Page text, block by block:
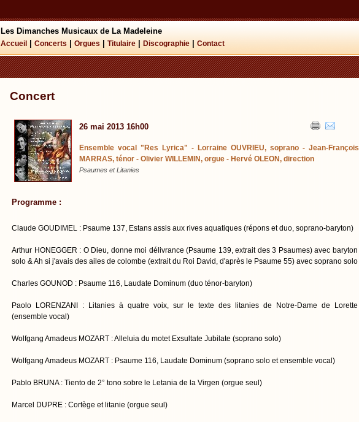
Les Dimanches Musicaux de La Madeleine
Accueil Concerts Orgues Titulaire Discographie Contact
Concert
26 mai 2013 16h00
Ensemble vocal "Res Lyrica" - Lorraine OUVRIEU, soprano - Jean-François
MARRAS, ténor - Olivier WILLEMIN, orgue - Hervé OLEON, direction
Psaumes et Litanies
Programme :
Claude GOUDIMEL : Psaume 137, Estans assis aux rives aquatiques (répons et duo, soprano-baryton)
Arthur HONEGGER : O Dieu, donne moi délivrance (Psaume 139, extrait des 3 Psaumes) avec baryton
solo & Ah si j'avais des ailes de colombe (extrait du Roi David, d'après le Psaume 55) avec soprano solo
Charles GOUNOD : Psaume 116, Laudate Dominum (duo ténor-baryton)
Paolo LORENZANI : Litanies à quatre voix, sur le texte des litanies de Notre-Dame de Lorette
(ensemble vocal)
Wolfgang Amadeus MOZART : Alleluia du motet Exsultate Jubilate (soprano solo)
Wolfgang Amadeus MOZART : Psaume 116, Laudate Dominum (soprano solo et ensemble vocal)
Pablo BRUNA : Tiento de 2° tono sobre le Letania de la Virgen (orgue seul)
Marcel DUPRE : Cortège et litanie (orgue seul)